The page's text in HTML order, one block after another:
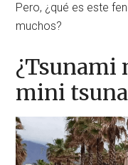
Pero, ¿qué es este
muchos?
¿Tsunami
mini